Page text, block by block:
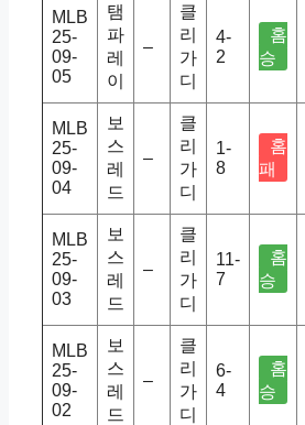
MLB
25-
09-
05
탬
파
레
이
–
클
리
가
디
4-
2
홈
승
MLB
25-
09-
04
보
스
레
드
–
클
리
가
디
1-
8
홈
패
MLB
25-
09-
03
보
스
레
드
–
클
리
가
디
11-
7
홈
승
MLB
25-
09-
02
보
스
레
드
–
클
리
가
디
6-
4
홈
승